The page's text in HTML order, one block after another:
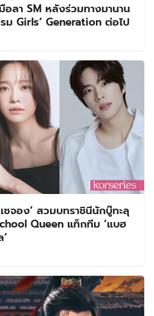
อลา SM หลังร่วมทางมานาน
Girls’ Generation ต่อไป
จอง’ สวมบทราชินีนักบู๊ทะลุ
Queen แท็กทีม ‘แบฮ